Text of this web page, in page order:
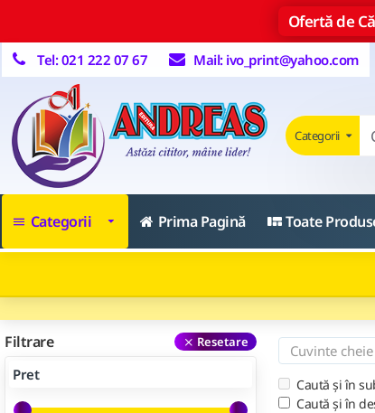
Ofertă de
Tel: 021 222 07 67 Mail: ivo_print@yahoo.com
Categorii
Categorii Prima Pagină Toate
Filtrare Resetare
Pret
Caută și în
Caută și în